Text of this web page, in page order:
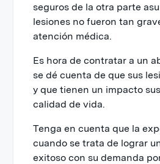
seguros de la otra parte
lesiones no fueron tan
atención médica.
Es hora de contratar a un
se dé cuenta de que sus
y que tienen un impacto
calidad de vida.
Tenga en cuenta que la
cuando se trata de lograr
exitoso con su demanda